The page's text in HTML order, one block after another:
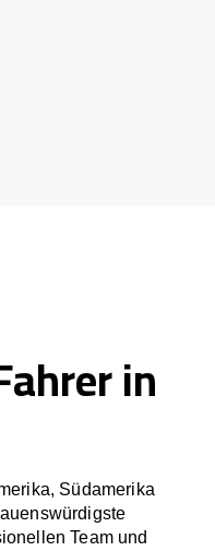
in
Südamerika
Team und